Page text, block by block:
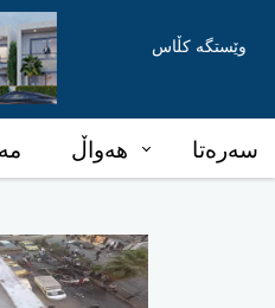
وێستگە کڵاس
سەرەتا هەواڵ